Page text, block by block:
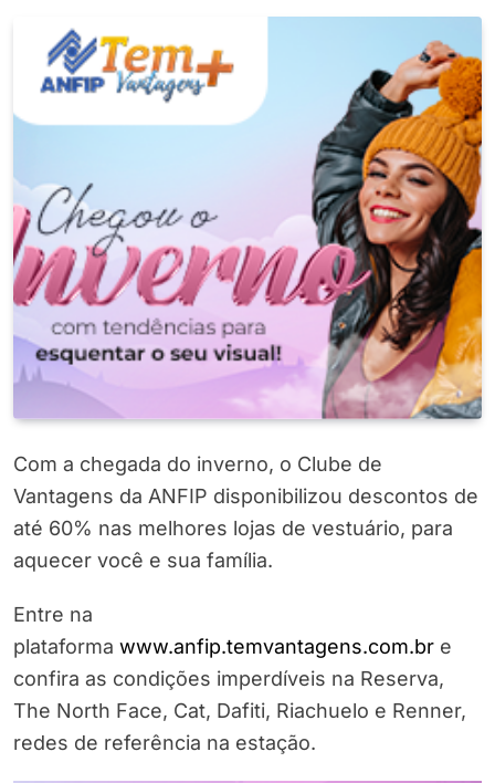
Com a chegada do inverno, o Clube de
Vantagens da ANFIP disponibilizou descontos de
até 60% nas melhores lojas de vestuário, para
aquecer você e sua família.
Entre na
plataforma www.anfip.temvantagens.com.br e
confira as condições imperdíveis na Reserva,
The North Face, Cat, Dafiti, Riachuelo e Renner,
redes de referência na estação.